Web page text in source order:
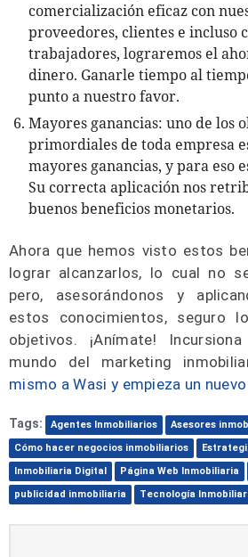
comercialización eficaz con
proveedores, clientes e incluso
trabajadores, lograremos el
dinero. Ganarle tiempo al
punto a nuestro favor.
Mayores ganancias: uno de los
primordiales de toda empresa
mayores ganancias, y para eso
Su correcta aplicación nos
buenos beneficios monetarios.
Ahora que hemos visto estos
lograr alcanzarlos, lo cual no
pero, asesorándonos y
estos conocimientos, seguro
objetivos. ¡Anímate!
mundo del marketing
mismo a Wasi y empieza un
Tags: Agentes Inmobiliarios
Asesores
Cómo hacer negocios inmobiliarios
Inmobiliaria Digital
Página Web Inmobiliaria
publicidad inmobiliaria
Tecnología